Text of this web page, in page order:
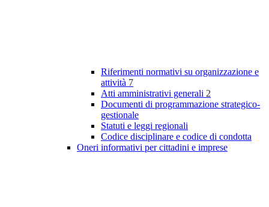
Riferimenti normativi su organizzazione e
attività 7
Atti amministrativi generali 2
Documenti di programmazione strategico-
gestionale
Statuti e leggi regionali
Codice disciplinare e codice di condotta
Oneri informativi per cittadini e imprese